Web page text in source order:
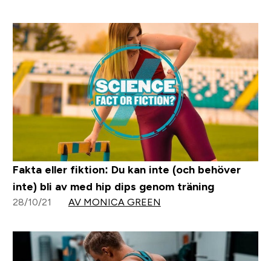
Fakta eller fiktion: Du kan inte (och behöver
inte) bli av med hip dips genom träning
28/10/21 AV MONICA GREEN